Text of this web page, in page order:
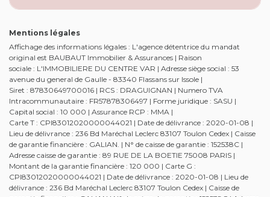
Mentions légales
Affichage des informations légales : L'agence détentrice du mandat
original est BAUBAUT Immobilier & Assurances | Raison
sociale : L'IMMOBILIERE DU CENTRE VAR | Adresse siège social : 53
avenue du general de Gaulle - 83340 Flassans sur Issole |
Siret : 87830649700016 | RCS : DRAGUIGNAN | Numero TVA
Intracommunautaire : FR57878306497 | Forme juridique : SASU |
Capital social : 10 000 | Assurance RCP : MMA |
Carte T : CPI83012020000044021 | Date de délivrance : 2020-01-08 |
Lieu de délivrance : 236 Bd Maréchal Leclerc 83107 Toulon Cedex | Caisse
de garantie financière : GALIAN. | N° de caisse de garantie : 152538C |
Adresse caisse de garantie : 89 RUE DE LA BOETIE 75008 PARIS |
Montant de la garantie financière : 120 000 | Carte G :
CPI83012020000044021 | Date de délivrance : 2020-01-08 | Lieu de
délivrance : 236 Bd Maréchal Leclerc 83107 Toulon Cedex | Caisse de